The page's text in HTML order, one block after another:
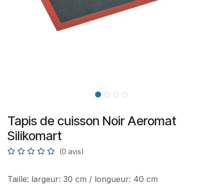
Tapis de cuisson Noir Aeromat
Silikomart
(0 avis)
Taille: largeur: 30 cm / longueur: 40 cm